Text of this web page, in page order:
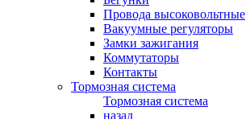
Провода высоковольтные
Вакуумные регуляторы
Замки зажигания
Коммутаторы
Контакты
Тормозная система
Тормозная система
назад